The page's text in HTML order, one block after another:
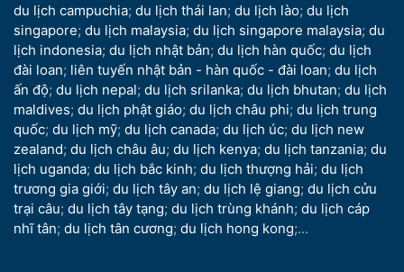
du lịch campuchia; du lịch thái lan; du lịch lào; du lịch
singapore; du lịch malaysia; du lịch singapore malaysia; du
lịch indonesia; du lịch nhật bản; du lịch hàn quốc; du lịch
đài loan; liên tuyến nhật bản - hàn quốc - đài loan; du lịch
ấn độ; du lịch nepal; du lịch srilanka; du lịch bhutan; du lịch
maldives; du lịch phật giáo; du lịch châu phi; du lịch trung
quốc; du lịch mỹ; du lịch canada; du lịch úc; du lịch new
zealand; du lịch châu âu; du lịch kenya; du lịch tanzania; du
lịch uganda; du lịch bắc kinh; du lịch thượng hải; du lịch
trương gia giới; du lịch tây an; du lịch lệ giang; du lịch cửu
trại câu; du lịch tây tạng; du lịch trùng khánh; du lịch cáp
nhĩ tân; du lịch tân cương; du lịch hong kong;...